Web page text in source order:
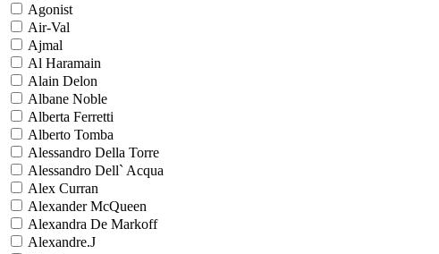
Agonist
Air-Val
Ajmal
Al Haramain
Alain Delon
Albane Noble
Alberta Ferretti
Alberto Tomba
Alessandro Della Torre
Alessandro Dell` Acqua
Alex Curran
Alexander McQueen
Alexandra De Markoff
Alexandre.J